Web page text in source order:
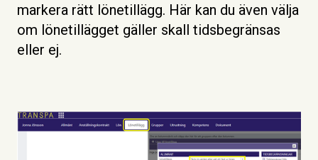
markera rätt lönetillägg. Här kan du även välja
om lönetillägget gäller skall tidsbegränsas
eller ej.